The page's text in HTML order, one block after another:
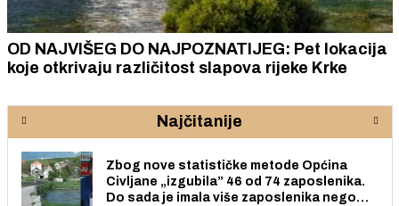
OD NAJVIŠEG DO NAJPOZNATIJEG: Pet lokacija
koje otkrivaju različitost slapova rijeke Krke
Najčitanije
Zbog nove statističke metode Općina
Civljane „izgubila” 46 od 74 zaposlenika.
Do sada je imala više zaposlenika nego